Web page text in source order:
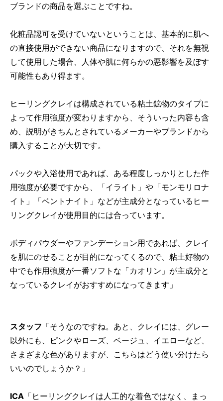
ブランドの商品を選ぶことですね。
化粧品認可を受けていないということは、基本的に肌へ
の直接使用ができない商品になりますので、それを無視
して使用した場合、人体や肌に何らかの悪影響を及ぼす
可能性もあり得ます。
ヒーリングクレイは構成されている粘土鉱物のタイプに
よって作用強度が変わりますから、そういった内容も含
め、説明がきちんとされているメーカーやブランドから
購入することが大切です。
パックや入浴使用であれば、ある程度しっかりとした作
用強度が必要ですから、「イライト」や「モンモリロナ
イト」「ベントナイト」などが主成分となっているヒー
リングクレイが使用目的には合っています。
ボディパウダーやファンデーション用であれば、クレイ
を肌にのせることが目的になってくるので、粘土好物の
中でも作用強度が一番ソフトな「カオリン」が主成分と
なっているクレイがおすすめになってきます」
スタッフ 「そうなのですね。あと、クレイには、グレー
以外にも、ピンクやローズ、ベージュ、イエローなど、
さまざまな色がありますが、こちらはどう使い分けたら
いいのでしょうか？」
ICA 「ヒーリングクレイは人工的な着色ではなく、まっ